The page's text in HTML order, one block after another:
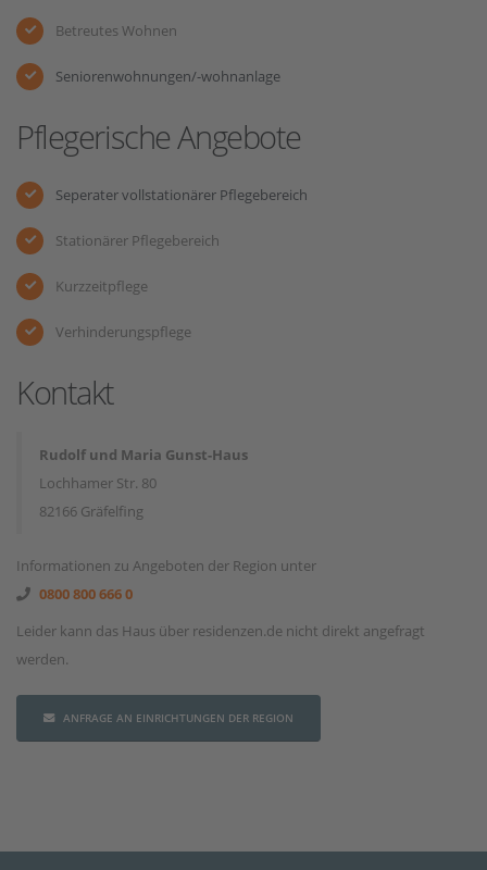
Betreutes Wohnen
Seniorenwohnungen/-wohnanlage
Pflegerische Angebote
Seperater vollstationärer Pflegebereich
Stationärer Pflegebereich
Kurzzeitpflege
Verhinderungspflege
Kontakt
Rudolf und Maria Gunst-Haus
Lochhamer Str. 80
82166 Gräfelfing
Informationen zu Angeboten der Region unter
0800 800 666 0
Leider kann das Haus über residenzen.de nicht direkt angefragt
werden.
ANFRAGE AN EINRICHTUNGEN DER REGION